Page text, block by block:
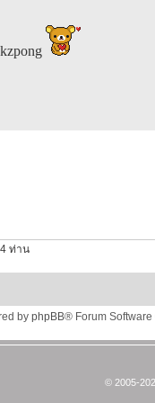
ท่าน
by phpBB® Forum Software
© 2005-